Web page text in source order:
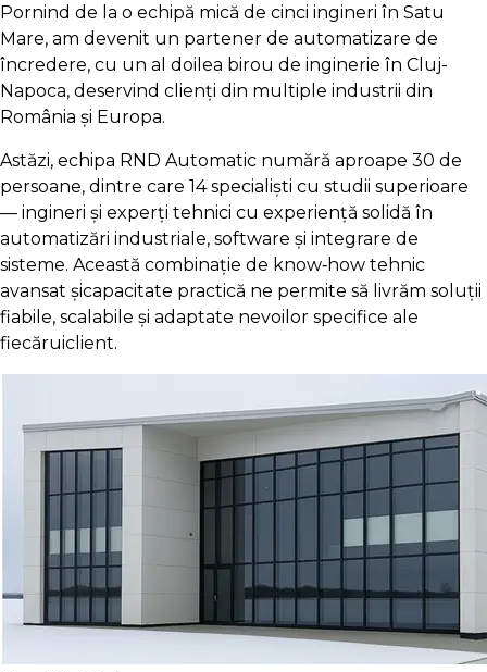
Pornind de la o echipă mică de cinci ingineri în Satu
Mare, am devenit un partener de automatizare de
încredere, cu un al doilea birou de inginerie în Cluj-
Napoca, deservind clienți din multiple industrii din
România și Europa.
Astăzi, echipa RND Automatic numără aproape 30 de
persoane, dintre care 14 specialiști cu studii superioare
— ingineri și experți tehnici cu experiență solidă în
automatizări industriale, software și integrare de
sisteme. Această combinație de know‑how tehnic
avansat șicapacitate practică ne permite să livrăm soluții
fiabile, scalabile și adaptate nevoilor specifice ale
fiecăruiclient.